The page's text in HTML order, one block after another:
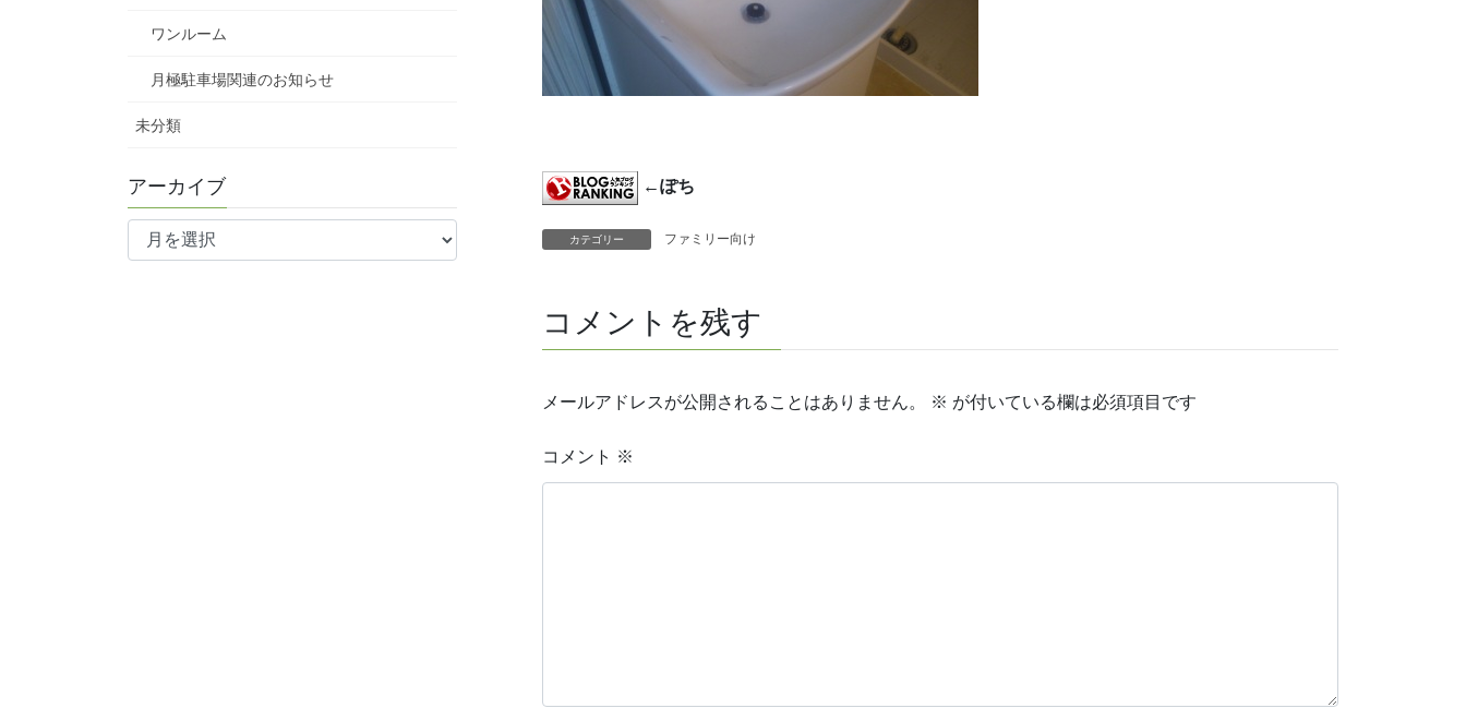
←ぽち
カテゴリー ファミリー向け
コメントを残す
メールアドレスが公開されることはありません。 ※ が付いている欄は必須項目です
コメント ※
ワンルーム
月極駐車場関連のお知らせ
未分類
アーカイブ
ア